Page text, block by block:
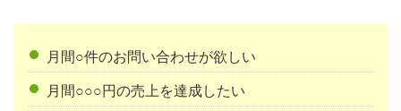
月間○件のお問い合わせが欲しい
月間○○○円の売上を達成したい